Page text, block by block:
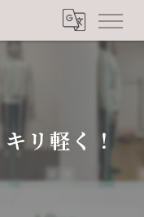
リ軽く！